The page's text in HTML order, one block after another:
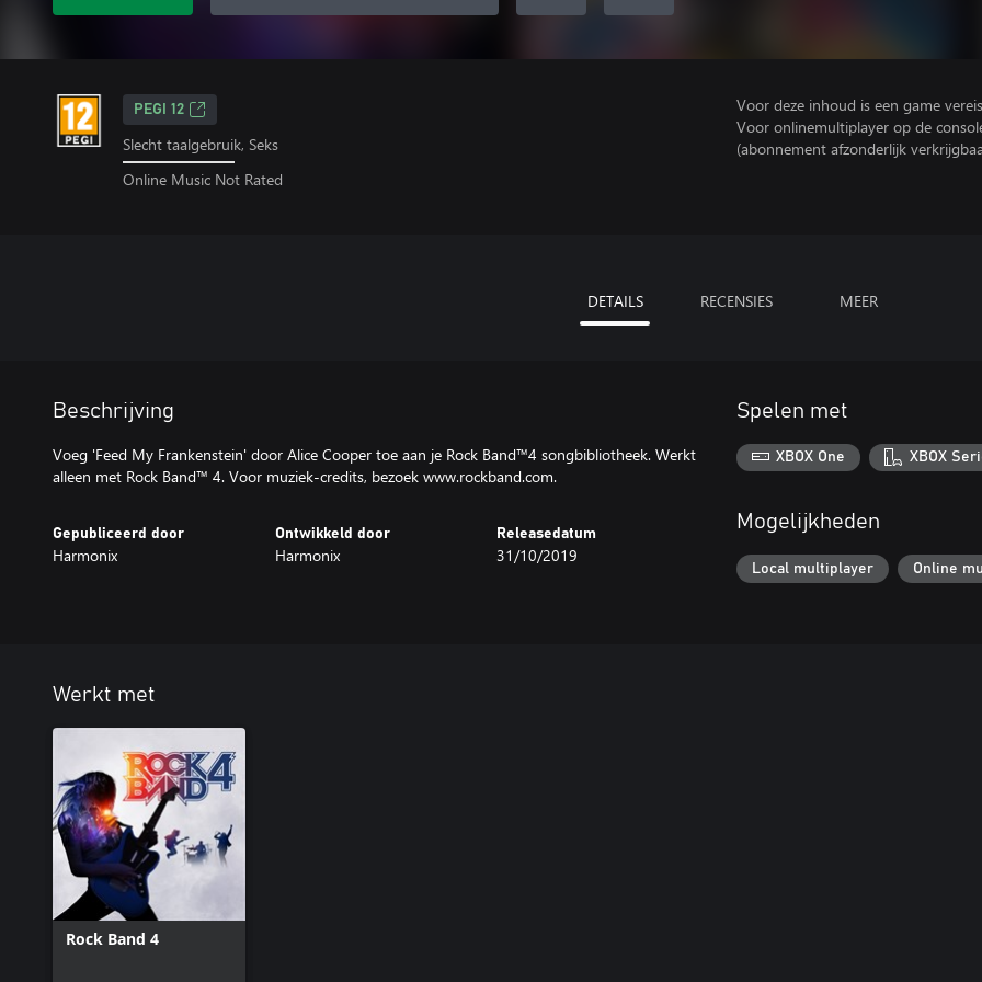
PEGI 12
Slecht taalgebruik, Seks
Online Music Not Rated
Voor deze inhoud is een game
Voor onlinemultiplayer op de
(abonnement afzonderlijk
DETAILS RECENSIES MEER
Beschrijving
Voeg 'Feed My Frankenstein' door Alice Cooper toe aan je Rock Band™4 songbibliotheek. Werkt
alleen met Rock Band™ 4. Voor muziek-credits, bezoek www.rockband.com.
Gepubliceerd door
Harmonix
Ontwikkeld door
Harmonix
Releasedatum
31/10/2019
Spelen met
XBOX One XBOX
Mogelijkheden
Local multiplayer Online
Werkt met
Rock Band 4